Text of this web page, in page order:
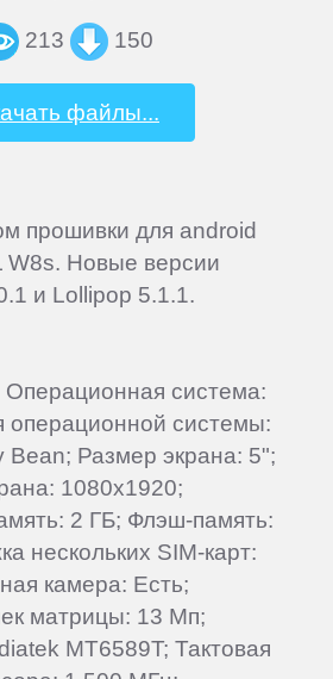
213 150
файлы...
прошивки для android
Новые версии
и Lollipop 5.1.1.
система:
операционной системы:
Bean; Размер экрана: 5";
1080x1920;
2 ГБ; Флэш-память:
нескольких SIM-карт:
камера: Есть;
матрицы: 13 Мп;
MT6589T; Тактовая